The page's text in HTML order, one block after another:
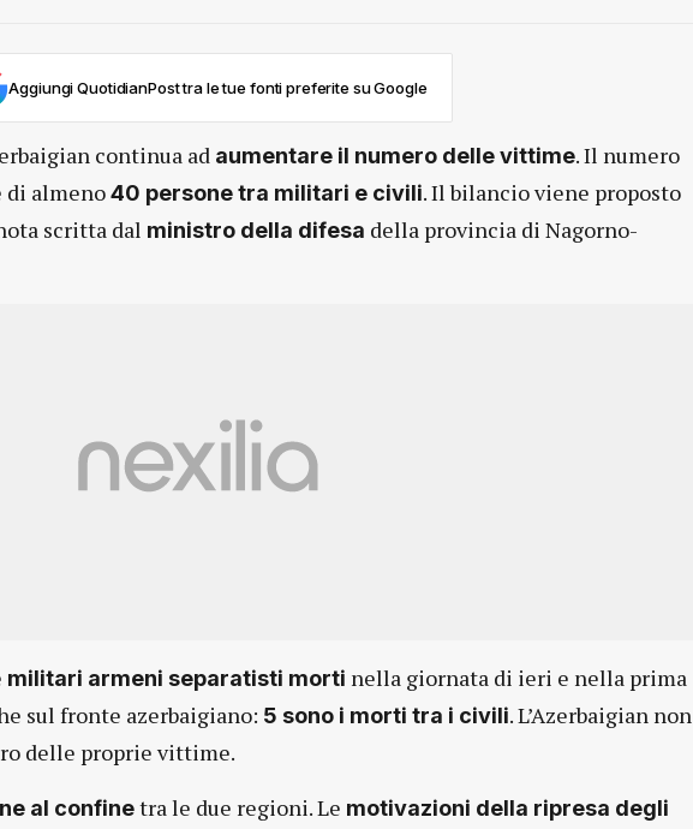
Aggiungi QuotidianPost tra le tue fonti preferite su Google
continua ad aumentare il numero delle vittime. Il numero
di almeno40 persone tra militari e civili. Il bilancio viene proposto
scritta dal ministro della difesa della provincia di Nagorno-
militari armeni separatisti morti nella giornata di ieri e nella prima
sul fronte azerbaigiano: 5 sono i morti tra i civili. L’Azerbaigian non
delle proprie vittime.
al confinetra le due regioni. Le motivazioni della ripresa degli